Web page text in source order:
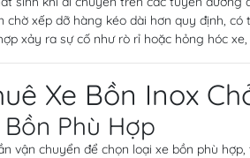
chờ xếp dỡ hàng kéo dài hơn quy định, có
xảy ra sự cố như rò rỉ hoặc hỏng hóc
Xe Bồn Inox
Bồn Phù Hợp
vận chuyển để chọn loại xe bồn phù